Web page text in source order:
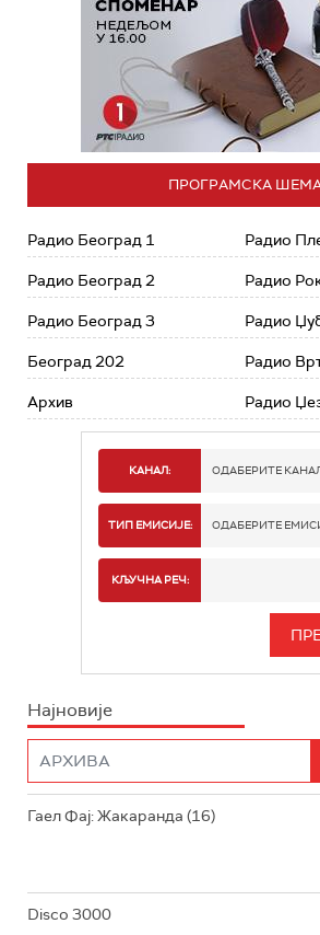
ПРОГРАМСКА
Радио Београд 1
Радио Београд 2
Радио Београд 3
Београд 202
Архив
Радио
Радио
Радио
Радио
Радио
КАНАЛ: ОДАБЕРИТЕ
РАДИО
РАДИО
РАДИО
ТИП ЕМИСИЈЕ: ОДАБЕРИТЕ
ИНФО
КЉУЧНА РЕЧ:
Најновије
Гаел Фај: Жакаранда (16)
Disco 3000